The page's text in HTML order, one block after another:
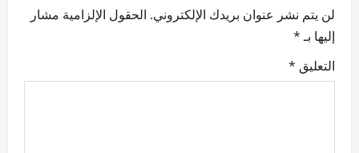
v
i
g
لن يتم نشر عنوان بريدك الإلكتروني. الحقول الإلزامية مشار
إليها بـ*
التعليق *